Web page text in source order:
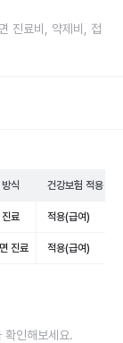
진료비, 약제비, 접
식 건강보험 적용
료 적용(급여)
진료 적용(급여)
확인해보세요.